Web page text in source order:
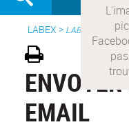
LABEX > LABEX COMOD
EMAIL